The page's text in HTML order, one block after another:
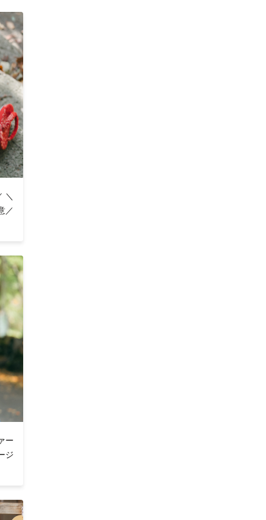
＼
／
ー
ジ